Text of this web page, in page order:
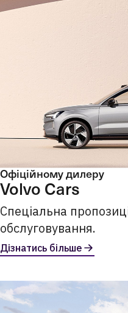
Офіційному дилеру
Volvo Cars
Спеціальна
обслуговування.
Дізнатись більше